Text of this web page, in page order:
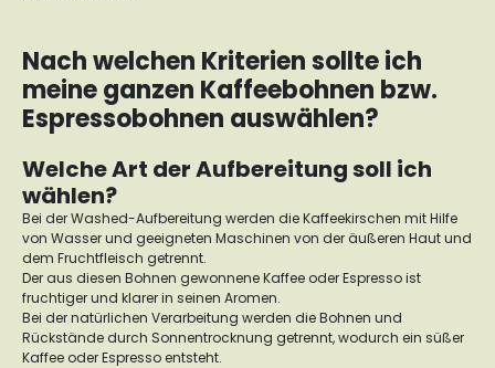
Nach welchen Kriterien sollte ich
meine ganzen Kaffeebohnen bzw.
Espressobohnen auswählen?
Welche Art der Aufbereitung soll ich
wählen?
Bei der Washed-Aufbereitung werden die Kaffeekirschen mit Hilfe
von Wasser und geeigneten Maschinen von der äußeren Haut und
dem Fruchtfleisch getrennt.
Der aus diesen Bohnen gewonnene Kaffee oder Espresso ist
fruchtiger und klarer in seinen Aromen.
Bei der natürlichen Verarbeitung werden die Bohnen und
Rückstände durch Sonnentrocknung getrennt, wodurch ein süßer
Kaffee oder Espresso entsteht.